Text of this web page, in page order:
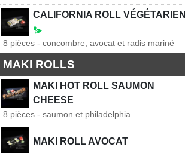
CALIFORNIA ROLL VÉGÉTARIEN
8 pièces - concombre, avocat et radis mariné
MAKI ROLLS
MAKI HOT ROLL SAUMON
CHEESE
8 pièces - saumon et philadelphia
MAKI ROLL AVOCAT